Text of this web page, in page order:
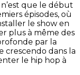
que le début
épisodes, où
le show en
plus à même des
par la
crescendo dans la
le hip hop à